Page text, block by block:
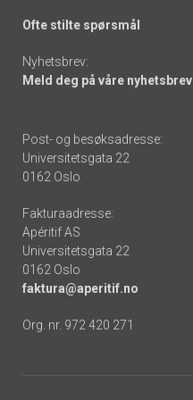
Ofte stilte spørsmål
Nyhetsbrev:
Meld deg på våre nyhetsbrev
Post- og besøksadresse:
Universitetsgata 22
0162 Oslo
Fakturaadresse:
Apéritif AS
Universitetsgata 22
0162 Oslo
faktura@aperitif.no
Org. nr. 972 420 271